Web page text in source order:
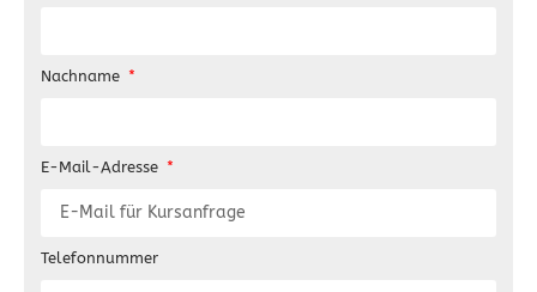
Nachname
E-Mail-Adresse
Telefonnummer